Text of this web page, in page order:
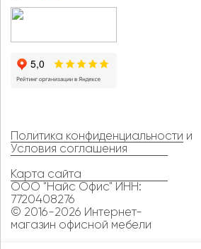
Политика конфиденциальности и
Условия соглашения
Карта сайта
ООО "Найс Офис" ИНН:
7720408276
© 2016-2026 Интернет-
магазин офисной мебели